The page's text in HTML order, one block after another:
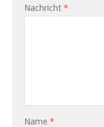
Nachricht *
Name *